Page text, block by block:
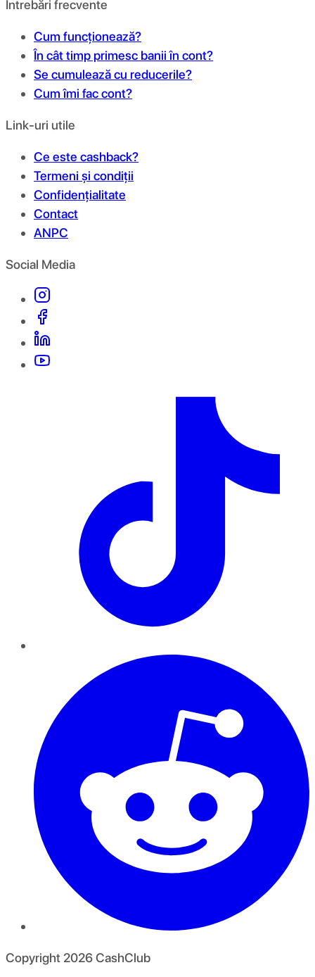
Întrebări frecvente
Cum funcționează?
În cât timp primesc banii în cont?
Se cumulează cu reducerile?
Cum îmi fac cont?
Link-uri utile
Ce este cashback?
Termeni și condiții
Confidențialitate
Contact
ANPC
Social Media
Copyright 2026CashClub